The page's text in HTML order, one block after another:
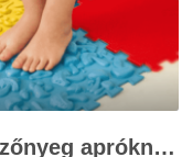
Lúdtalp szőnyeg apróknak és nagyoknak